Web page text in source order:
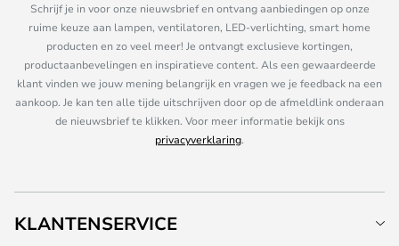
Schrijf je in voor onze nieuwsbrief en ontvang aanbiedingen op onze
ruime keuze aan lampen, ventilatoren, LED-verlichting, smart home
producten en zo veel meer! Je ontvangt exclusieve kortingen,
productaanbevelingen en inspiratieve content. Als een gewaardeerde
klant vinden we jouw mening belangrijk en vragen we je feedback na een
aankoop. Je kan ten alle tijde uitschrijven door op de afmeldlink onderaan
de nieuwsbrief te klikken. Voor meer informatie bekijk ons
privacyverklaring.
KLANTENSERVICE